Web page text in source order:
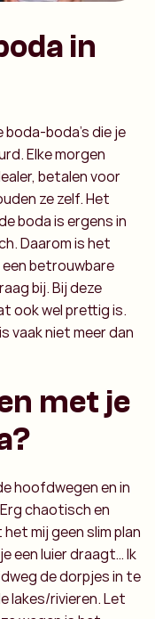
in
boda’s die je
Elke morgen
betalen voor
ze zelf. Het
boda is ergens in
Daarom is het
betrouwbare
bij. Bij deze
ook wel prettig is.
vaak niet meer dan
met je
hoofdwegen en in
chaotisch en
mij geen slim plan
een luier draagt… Ik
de dorpjes in te
lakes/rivieren. Let